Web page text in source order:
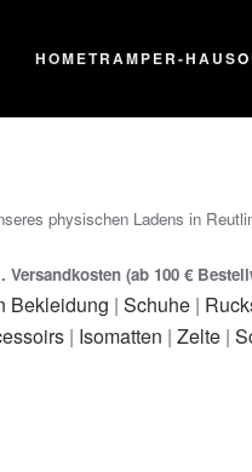
HOMETRAMPER-HAUS
physischen Ladens in
(ab 100 €
Bekleidung | Schuhe|
| Isomatten | Zelte |